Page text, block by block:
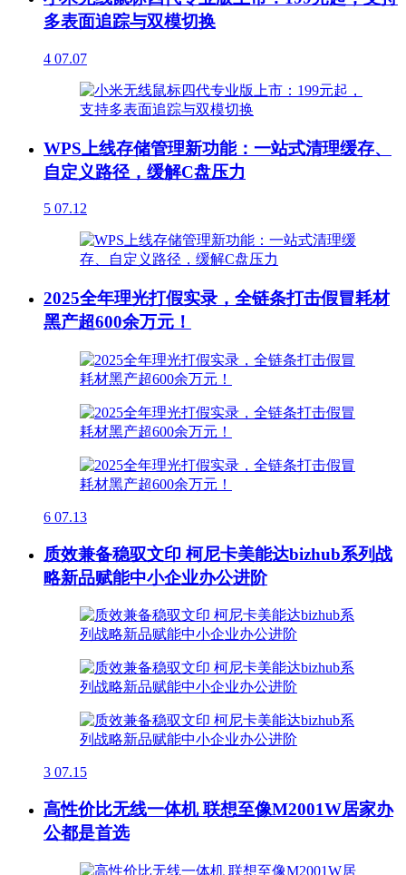
多表面追踪与双模切换
4 07.07
WPS上线存储管理新功能：一站式清理缓存、
自定义路径，缓解C盘压力
5 07.12
2025全年理光打假实录，全链条打击假冒耗材
黑产超600余万元！
6 07.13
质效兼备稳驭文印 柯尼卡美能达bizhub系列战
略新品赋能中小企业办公进阶
3 07.15
高性价比无线一体机 联想至像M2001W居家办
公都是首选